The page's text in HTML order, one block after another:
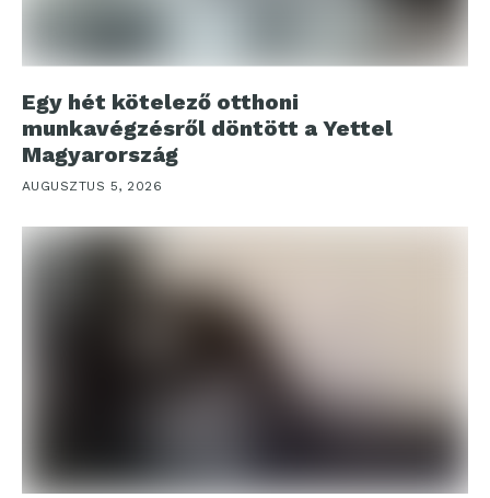
Egy hét kötelező otthoni
munkavégzésről döntött a Yettel
Magyarország
AUGUSZTUS 5, 2026